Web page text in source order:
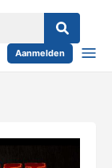
Aanmelden